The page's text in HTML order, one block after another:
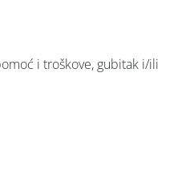
i troškove, gubitak i/ili